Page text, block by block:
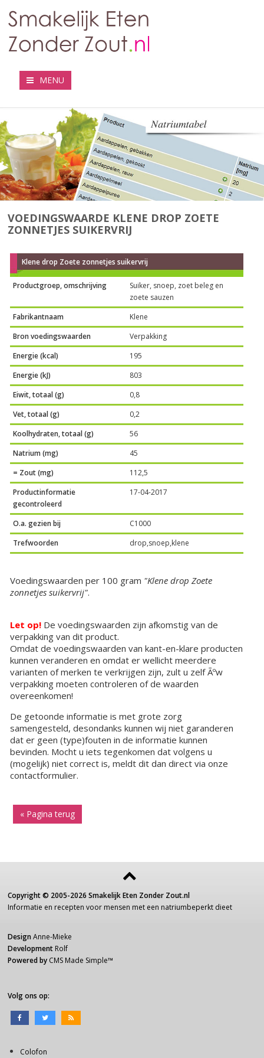
MENU
VOEDINGSWAARDE KLENE DROP ZOETE
ZONNETJES SUIKERVRIJ
Klene drop Zoete zonnetjes suikervrij
Productgroep, omschrijving
Suiker, snoep, zoet beleg en
zoete sauzen
Fabrikantnaam
Klene
Bron voedingswaarden
Verpakking
Energie (kcal)
195
Energie (kJ)
803
Eiwit, totaal (g)
0,8
Vet, totaal (g)
0,2
Koolhydraten, totaal (g)
56
Natrium (mg)
45
= Zout (mg)
112,5
Productinformatie
gecontroleerd
17-04-2017
O.a. gezien bij
C1000
Trefwoorden
drop,snoep,klene
Voedingswaarden per 100 gram "Klene drop Zoete
zonnetjes suikervrij".
Let op! De voedingswaarden zijn afkomstig van de
verpakking van dit product.
Omdat de voedingswaarden van kant-en-klare producten
kunnen veranderen en omdat er wellicht meerdere
varianten of merken te verkrijgen zijn, zult u zelf Ãºw
verpakking moeten controleren of de waarden
overeenkomen!
De getoonde informatie is met grote zorg
samengesteld, desondanks kunnen wij niet garanderen
dat er geen (type)fouten in de informatie kunnen
bevinden. Mocht u iets tegenkomen dat volgens u
(mogelijk) niet correct is, meldt dit dan direct via onze
contactformulier.
« Pagina terug
Copyright © 2005-2026 Smakelijk Eten Zonder Zout.nl
Informatie en recepten voor mensen met een natriumbeperkt dieet
Design Anne-Mieke
Development Rolf
Powered by CMS Made Simple™
Volg ons op:
Colofon